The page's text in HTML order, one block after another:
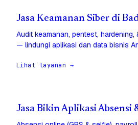
Jasa Keamanan Siber di
Audit keamanan, pentest, hardening,
— lindungi aplikasi dan data bisnis
Lihat layanan →
Jasa Bikin Aplikasi Absensi